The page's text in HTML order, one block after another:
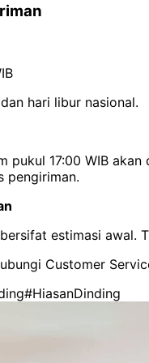
hari libur nasional.
pukul 17:00 WIB
pengiriman.
estimasi awal.
Customer
#HiasanDinding